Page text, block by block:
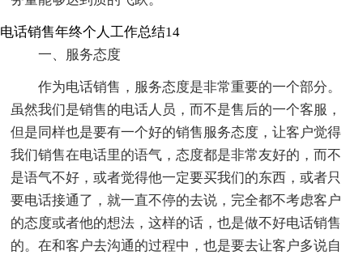
电话销售年终个人工作总结14
一、服务态度
作为电话销售，服务态度是非常重要的一个部分。
虽然我们是销售的电话人员，而不是售后的一个客服，
但是同样也是要有一个好的销售服务态度，让客户觉得
我们销售在电话里的语气，态度都是非常友好的，而不
是语气不好，或者觉得他一定要买我们的东西，或者只
要电话接通了，就一直不停的去说，完全都不考虑客户
的态度或者他的想法，这样的话，也是做不好电话销售
的。在和客户去沟通的过程中，也是要去让客户多说自